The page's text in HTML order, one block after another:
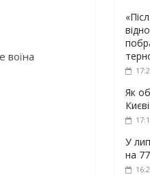
воїна
Як
У
на